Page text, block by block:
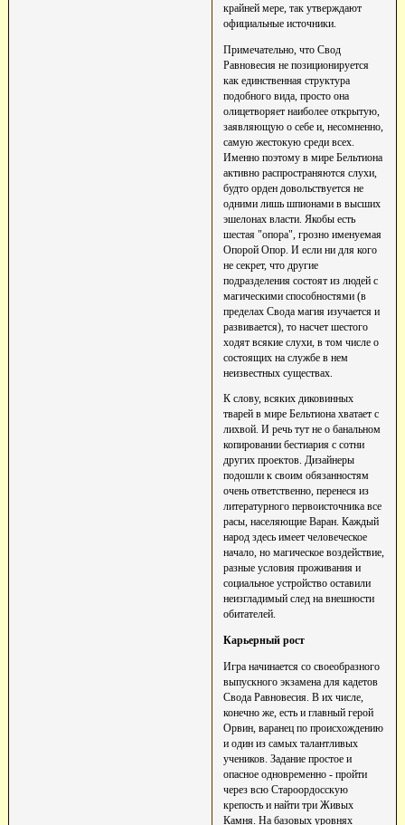
крайней мере, так утверждают
официальные источники.
Примечательно, что Свод
Равновесия не позиционируется
как единственная структура
подобного вида, просто она
олицетворяет наиболее открытую,
заявляющую о себе и, несомненно,
самую жестокую среди всех.
Именно поэтому в мире Бельтиона
активно распространяются слухи,
будто орден довольствуется не
одними лишь шпионами в высших
эшелонах власти. Якобы есть
шестая "опора", грозно именуемая
Опорой Опор. И если ни для кого
не секрет, что другие
подразделения состоят из людей с
магическими способностями (в
пределах Свода магия изучается и
развивается), то насчет шестого
ходят всякие слухи, в том числе о
состоящих на службе в нем
неизвестных существах.
К слову, всяких диковинных
тварей в мире Бельтиона хватает с
лихвой. И речь тут не о банальном
копировании бестиария с сотни
других проектов. Дизайнеры
подошли к своим обязанностям
очень ответственно, перенеся из
литературного первоисточника все
расы, населяющие Варан. Каждый
народ здесь имеет человеческое
начало, но магическое воздействие,
разные условия проживания и
социальное устройство оставили
неизгладимый след на внешности
обитателей.
Карьерный рост
Игра начинается со своеобразного
выпускного экзамена для кадетов
Свода Равновесия. В их числе,
конечно же, есть и главный герой
Орвин, варанец по происхождению
и один из самых талантливых
учеников. Задание простое и
опасное одновременно - пройти
через всю Староордосскую
крепость и найти три Живых
Камня. На базовых уровнях